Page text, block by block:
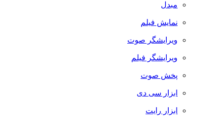
مبدل
نمایش فیلم
ویرایشگر صوت
ویرایشگر فیلم
پخش صوت
ابزار سی دی
ابزار رایت